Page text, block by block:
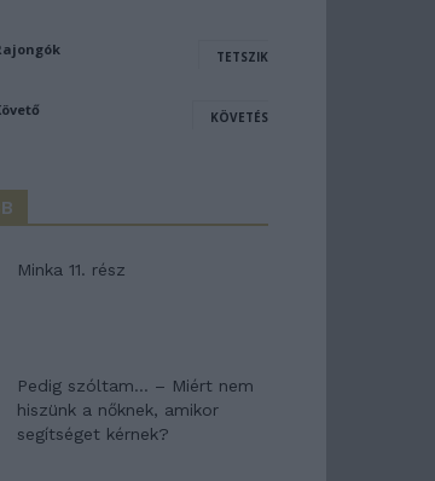
TETSZIK
KÖVETÉS
Minka 11. rész
Pedig szóltam… – Miért nem
hiszünk a nőknek, amikor
segítséget kérnek?